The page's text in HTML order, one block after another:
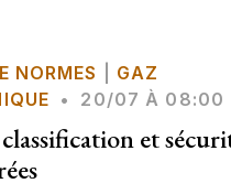
NORMES
GAZ
• 20/07 À 08:00
et